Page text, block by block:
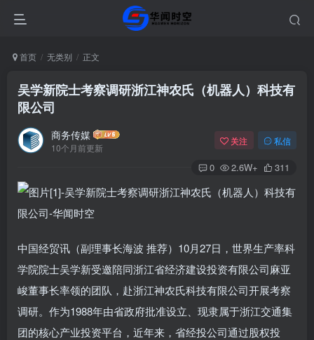
首页 无类别 正文
吴学新院士考察调研浙江神农氏（机器人）科技有
限公司
商务传媒
10个月前更新
关注 私信
0 2.6W+ 311
中国经贸讯（副理事长海波 推荐）10月27日，世界生产率科
学院院士吴学新受邀陪同浙江省经济建设投资有限公司麻亚
峻董事长率领的团队，赴浙江神农氏科技有限公司开展考察
调研。作为1988年由省政府批准设立、现隶属于浙江交通集
团的核心产业投资平台，近年来，省经投公司通过股权投